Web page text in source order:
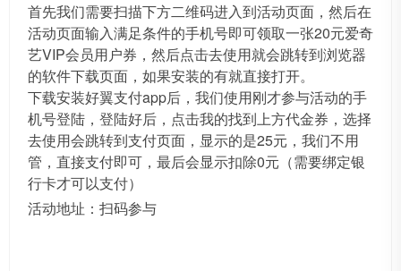
首先我们需要扫描下方二维码进入到活动页面，然后在
活动页面输入满足条件的手机号即可领取一张20元爱奇
艺VIP会员用户券，然后点击去使用就会跳转到浏览器
的软件下载页面，如果安装的有就直接打开。
下载安装好翼支付app后，我们使用刚才参与活动的手
机号登陆，登陆好后，点击我的找到上方代金券，选择
去使用会跳转到支付页面，显示的是25元，我们不用
管，直接支付即可，最后会显示扣除0元（需要绑定银
行卡才可以支付）
活动地址：扫码参与